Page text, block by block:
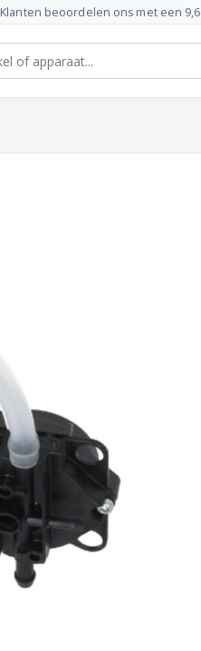
Klanten beoordelen ons met een 9,6